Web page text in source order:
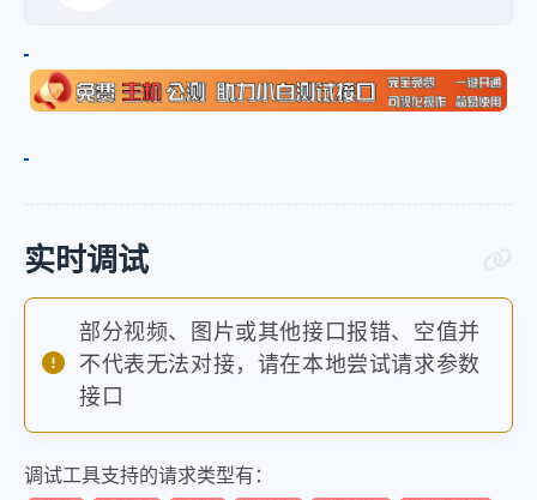
实时调试
部分视频、图片或其他接口报错、空值并
不代表无法对接，请在本地尝试请求参数
接口
调试工具支持的请求类型有：